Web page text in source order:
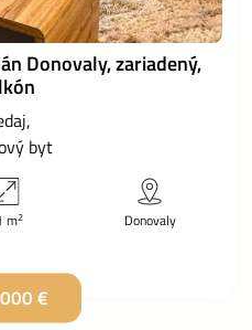
Donovaly, zariadený,
byt
m2 Donovaly
€